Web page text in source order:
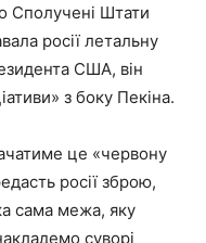
Сполучені Штати
росії летальну
США, він
з боку Пекіна.
це «червону
росії зброю,
сама межа, яку
суворі